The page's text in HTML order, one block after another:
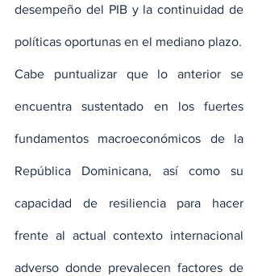
desempeño del PIB y la continuidad de
políticas oportunas en el mediano plazo.
Cabe puntualizar que lo anterior se
encuentra sustentado en los fuertes
fundamentos macroeconómicos de la
República Dominicana, así como su
capacidad de resiliencia para hacer
frente al actual contexto internacional
adverso donde prevalecen factores de